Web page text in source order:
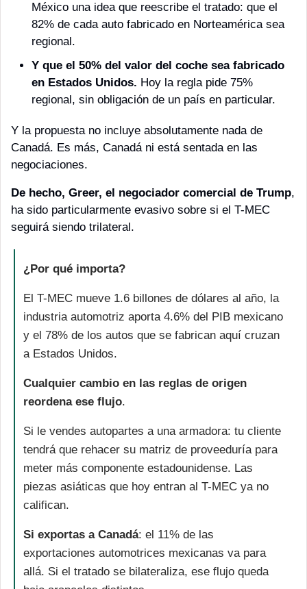
México una idea que reescribe el tratado: que el
82% de cada auto fabricado en Norteamérica sea
regional.
Y que el 50% del valor del coche sea fabricado
en Estados Unidos. Hoy la regla pide 75%
regional, sin obligación de un país en particular.
Y la propuesta no incluye absolutamente nada de
Canadá. Es más, Canadá ni está sentada en las
negociaciones.
De hecho, Greer, el negociador comercial de Trump,
ha sido particularmente evasivo sobre si el T-MEC
seguirá siendo trilateral.
¿Por qué importa?
El T-MEC mueve 1.6 billones de dólares al año, la
industria automotriz aporta 4.6% del PIB mexicano
y el 78% de los autos que se fabrican aquí cruzan
a Estados Unidos.
Cualquier cambio en las reglas de origen
reordena ese flujo.
Si le vendes autopartes a una armadora: tu cliente
tendrá que rehacer su matriz de proveeduría para
meter más componente estadounidense. Las
piezas asiáticas que hoy entran al T-MEC ya no
califican.
Si exportas a Canadá: el 11% de las
exportaciones automotrices mexicanas va para
allá. Si el tratado se bilateraliza, ese flujo queda